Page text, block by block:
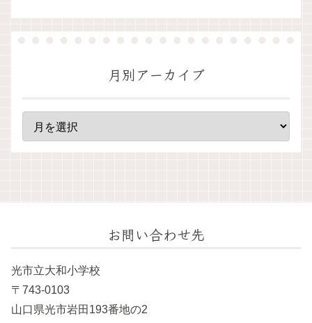
月別アーカイブ
お問い合わせ先
光市立大和小学校
〒743-0103
山口県光市岩田193番地の2